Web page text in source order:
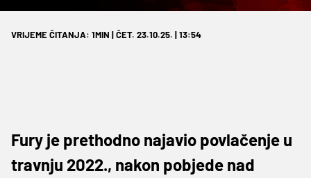
VRIJEME ČITANJA: 1MIN | ČET. 23.10.25. | 13:54
Fury je prethodno najavio povlačenje u
travnju 2022., nakon pobjede nad